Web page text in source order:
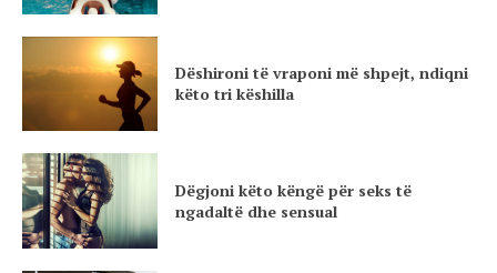
Dëshironi të vraponi më shpejt, ndiqni
këto tri këshilla
Dëgjoni këto këngë për seks të
ngadaltë dhe sensual